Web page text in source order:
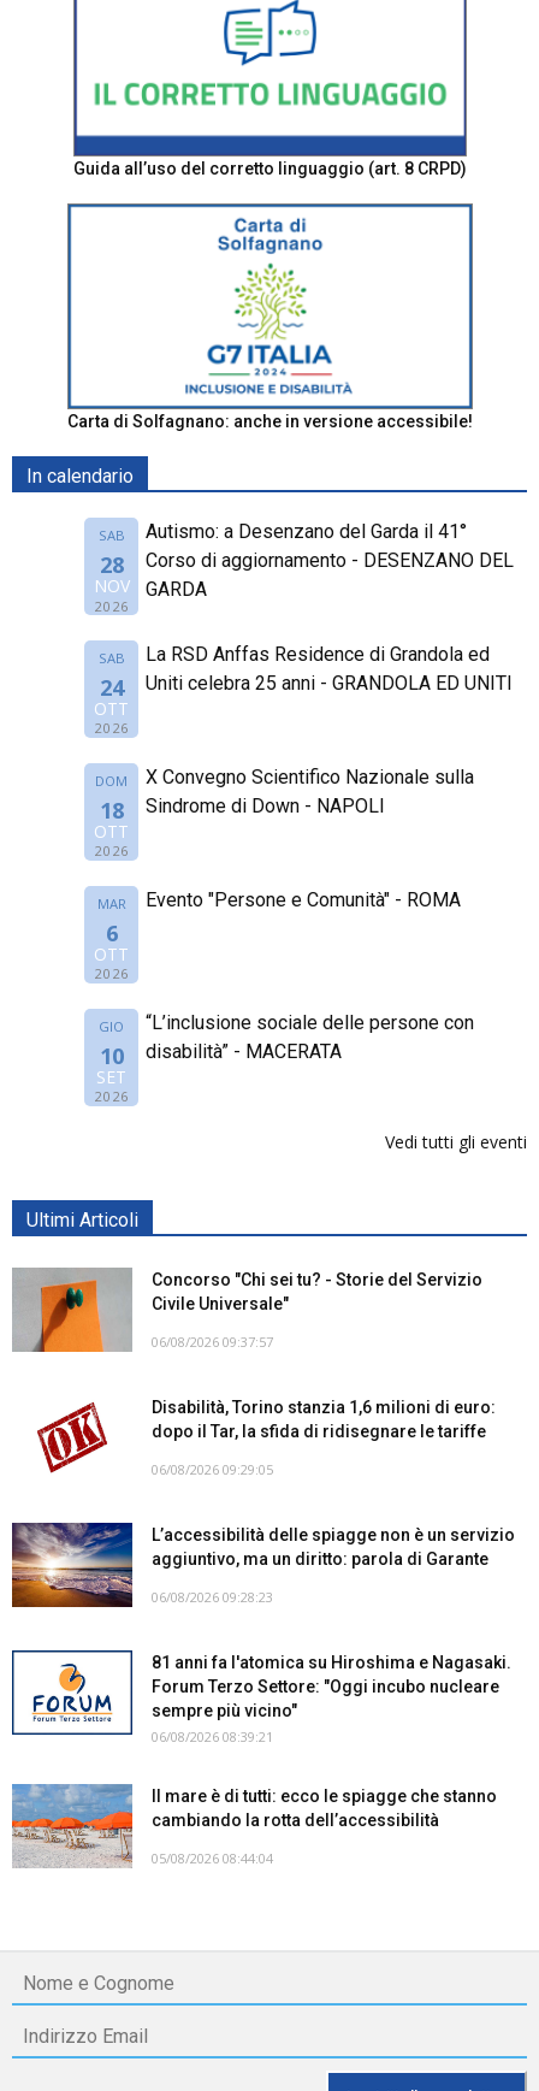
Guida all’uso del corretto linguaggio (art. 8 CRPD)
Carta di Solfagnano: anche in versione accessibile!
In calendario
SAB
28
NOV
2026
Autismo: a Desenzano del Garda il 41°
Corso di aggiornamento - DESENZANO DEL
GARDA
SAB
24
OTT
2026
La RSD Anffas Residence di Grandola ed
Uniti celebra 25 anni - GRANDOLA ED UNITI
DOM
18
OTT
2026
X Convegno Scientifico Nazionale sulla
Sindrome di Down - NAPOLI
MAR
6
OTT
2026
Evento "Persone e Comunità" - ROMA
GIO
10
SET
2026
“L’inclusione sociale delle persone con
disabilità” - MACERATA
Vedi tutti gli eventi
Ultimi Articoli
Concorso "Chi sei tu? - Storie del Servizio
Civile Universale"
06/08/2026 09:37:57
Disabilità, Torino stanzia 1,6 milioni di euro:
dopo il Tar, la sfida di ridisegnare le tariffe
06/08/2026 09:29:05
L’accessibilità delle spiagge non è un servizio
aggiuntivo, ma un diritto: parola di Garante
06/08/2026 09:28:23
81 anni fa l'atomica su Hiroshima e Nagasaki.
Forum Terzo Settore: "Oggi incubo nucleare
sempre più vicino"
06/08/2026 08:39:21
Il mare è di tutti: ecco le spiagge che stanno
cambiando la rotta dell’accessibilità
05/08/2026 08:44:04